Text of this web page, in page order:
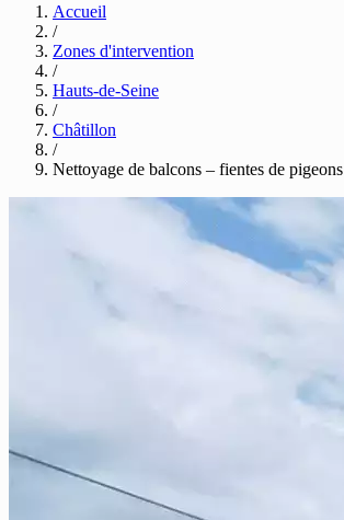
Accueil
/
Zones d'intervention
/
Hauts-de-Seine
/
Châtillon
/
Nettoyage de balcons – fientes de pigeons